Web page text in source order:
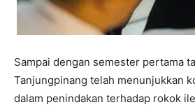
Sampai dengan semester pertama
Tanjungpinang telah menunjukkan
dalam penindakan terhadap rokok